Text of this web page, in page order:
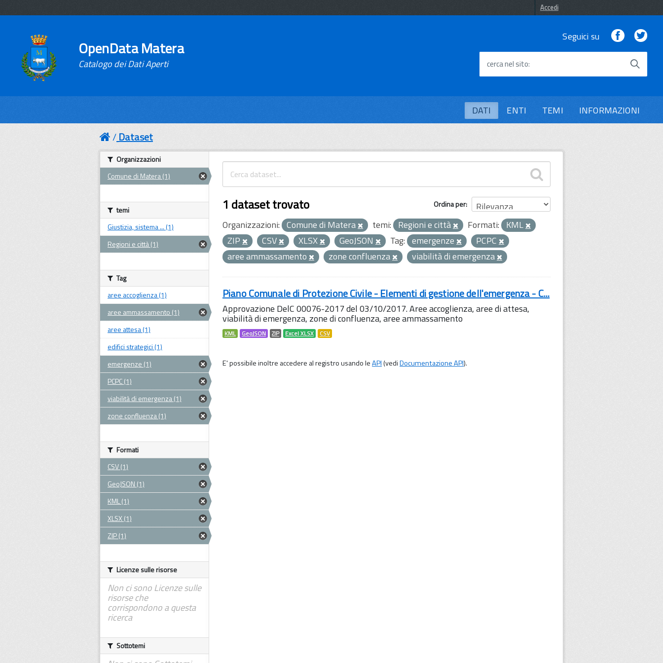
Accedi
OpenData Matera
Catalogo dei Dati Aperti
Seguici su Facebook
cerca nel sito
DATI ENTI TEMI INFORMAZIONI
Dataset
Ordina per
1 dataset trovato
Organizzazioni: Comune di Matera temi: Regioni e città Formati: KML
ZIP
CSV XLSX GeoJSON Tag: emergenze
PCPC
aree ammassamento
zone confluenza viabilità di emergenza
Piano Comunale di Protezione Civile - Elementi di gestione dell'emergenza - C...
Approvazione DelC 00076-2017 del 03/10/2017. Aree accoglienza, aree di attesa,
viabilità di emergenza, zone di confluenza, aree ammassamento
KML GeoJSON ZIP Excel XLSX CSV
E' possibile inoltre accedere al registro usando leAPI(vediDocumentazione API).
Organizzazioni
Comune di Matera (1)
temi
Giustizia, sistema ... (1)
Regioni e città (1)
Tag
aree accoglienza (1)
aree ammassamento (1)
aree attesa (1)
edifici strategici (1)
emergenze (1)
PCPC (1)
viabilità di emergenza (1)
zone confluenza (1)
Formati
CSV (1)
GeoJSON (1)
KML (1)
XLSX (1)
ZIP (1)
Licenze sulle risorse
Non ci sono Licenze sulle
risorse che
corrispondono a questa
ricerca
Sottotemi